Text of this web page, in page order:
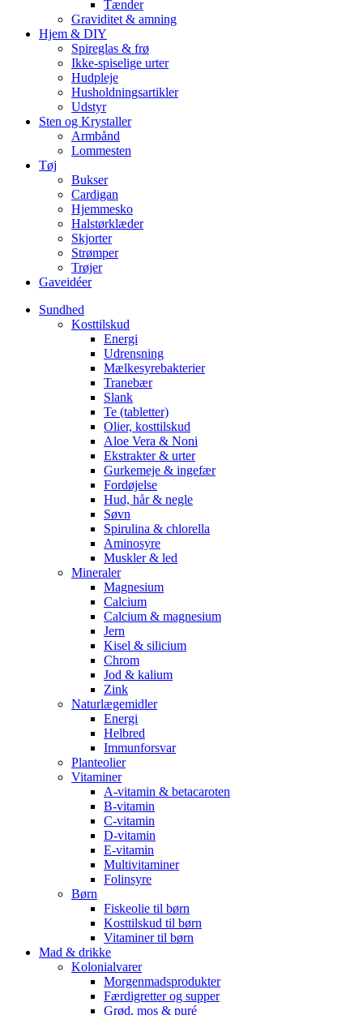
Tænder
Graviditet & amning
Hjem & DIY
Spireglas & frø
Ikke-spiselige urter
Hudpleje
Husholdningsartikler
Udstyr
Sten og Krystaller
Armbånd
Lommesten
Tøj
Bukser
Cardigan
Hjemmesko
Halstørklæder
Skjorter
Strømper
Trøjer
Gaveidéer
Sundhed
Kosttilskud
Energi
Udrensning
Mælkesyrebakterier
Tranebær
Slank
Te (tabletter)
Olier, kosttilskud
Aloe Vera & Noni
Ekstrakter & urter
Gurkemeje & ingefær
Fordøjelse
Hud, hår & negle
Søvn
Spirulina & chlorella
Aminosyre
Muskler & led
Mineraler
Magnesium
Calcium
Calcium & magnesium
Jern
Kisel & silicium
Chrom
Jod & kalium
Zink
Naturlægemidler
Energi
Helbred
Immunforsvar
Planteolier
Vitaminer
A-vitamin & betacaroten
B-vitamin
C-vitamin
D-vitamin
E-vitamin
Multivitaminer
Folinsyre
Børn
Fiskeolie til børn
Kosttilskud til børn
Vitaminer til børn
Mad & drikke
Kolonialvarer
Morgenmadsprodukter
Færdigretter og supper
Grød, mos & puré